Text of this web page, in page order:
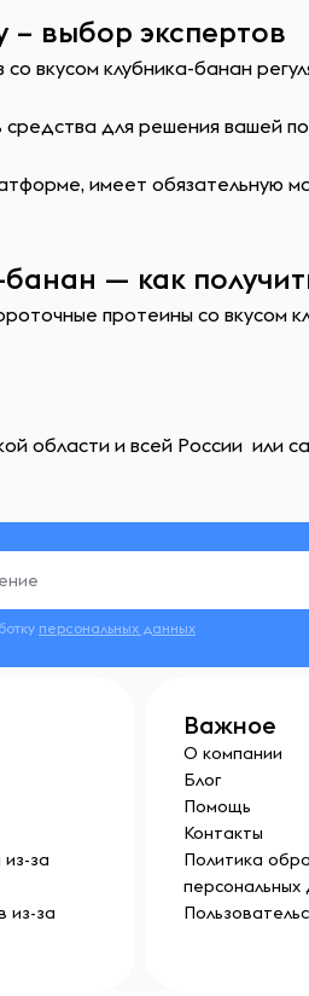
– выбор экспертов
вкусом клубника-банан
средства для решения вашей
имеет обязательную
— как
протеины со вкусом
области и всей России или
персональных данных
за
из-за
Важное
О компании
Блог
Помощь
Контакты
Политика
персональных